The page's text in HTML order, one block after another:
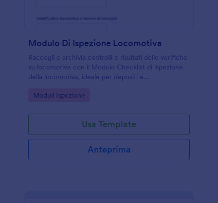
Modulo Di Ispezione Locomotiva
Raccogli e archivia controlli e risultati delle verifiche
su locomotive con il Modulo Checklist di ispezione
della locomotiva, ideale per depositi e
raccolta dati in Jotform.
Go to Category:
Moduli Ispezione
Usa Template
Anteprima